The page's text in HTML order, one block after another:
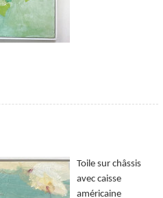
Toile sur châssis
avec caisse
américaine